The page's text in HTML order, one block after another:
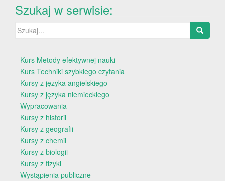
Szukaj w serwisie:
Szukaj:
Kurs Metody efektywnej nauki
Kurs Techniki szybkiego czytania
Kursy z języka angielskiego
Kursy z języka niemieckiego
Wypracowania
Kursy z historii
Kursy z geografii
Kursy z chemii
Kursy z biologii
Kursy z fizyki
Wystąpienia publiczne